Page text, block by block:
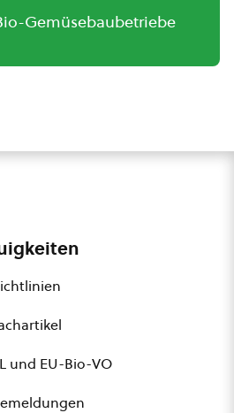
Gemüsebaubetriebe
und EU-Bio-VO